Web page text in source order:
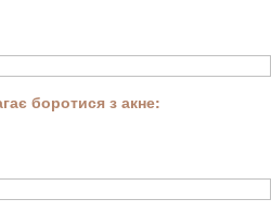
боротися з акне: